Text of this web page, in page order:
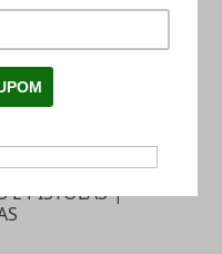
ESTOQUE|
E PISTOLAS-|